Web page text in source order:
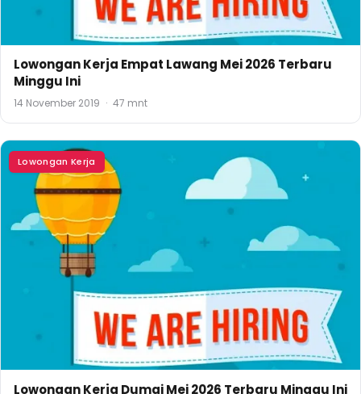
Lowongan Kerja Empat Lawang Mei 2026 Terbaru
Minggu Ini
14 November 2019 · 47 mnt
Lowongan Kerja
Lowongan Kerja Dumai Mei 2026 Terbaru Minggu Ini